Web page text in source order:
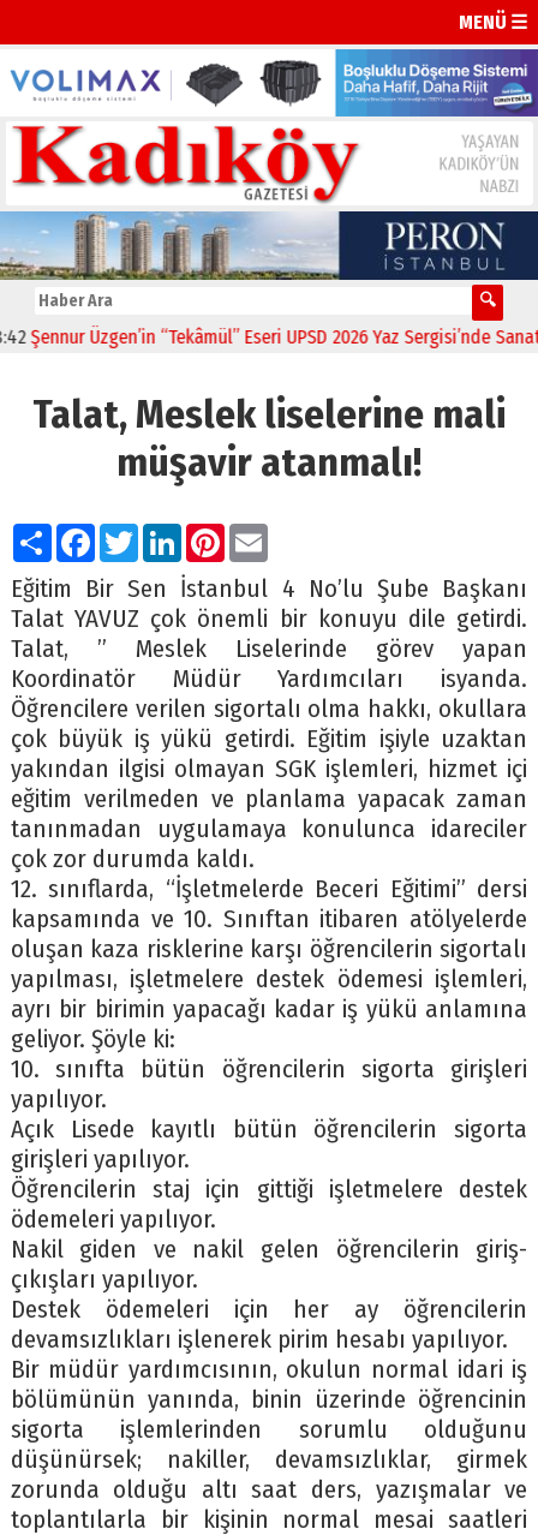
MENÜ ☰
Üzgen’in “Tekâmül” Eseri UPSD 2026 Yaz Sergisi’nde
Talat, Meslek liselerine mali
müşavir atanmalı!
PaylaşFacebook
TwitterLinkedIn
Pinterest
Email
Eğitim Bir Sen İstanbul 4 No’lu Şube Başkanı
Talat YAVUZ çok önemli bir konuyu dile getirdi.
Talat, ” Meslek Liselerinde görev yapan
Koordinatör Müdür Yardımcıları isyanda.
Öğrencilere verilen sigortalı olma hakkı, okullara
çok büyük iş yükü getirdi. Eğitim işiyle uzaktan
yakından ilgisi olmayan SGK işlemleri, hizmet içi
eğitim verilmeden ve planlama yapacak zaman
tanınmadan uygulamaya konulunca idareciler
çok zor durumda kaldı.
12. sınıflarda, “İşletmelerde Beceri Eğitimi” dersi
kapsamında ve 10. Sınıftan itibaren atölyelerde
oluşan kaza risklerine karşı öğrencilerin sigortalı
yapılması, işletmelere destek ödemesi işlemleri,
ayrı bir birimin yapacağı kadar iş yükü anlamına
geliyor. Şöyle ki:
10. sınıfta bütün öğrencilerin sigorta girişleri
yapılıyor.
Açık Lisede kayıtlı bütün öğrencilerin sigorta
girişleri yapılıyor.
Öğrencilerin staj için gittiği işletmelere destek
ödemeleri yapılıyor.
Nakil giden ve nakil gelen öğrencilerin giriş-
çıkışları yapılıyor.
Destek ödemeleri için her ay öğrencilerin
devamsızlıkları işlenerek pirim hesabı yapılıyor.
Bir müdür yardımcısının, okulun normal idari iş
bölümünün yanında, binin üzerinde öğrencinin
sigorta işlemlerinden sorumlu olduğunu
düşünürsek; nakiller, devamsızlıklar, girmek
zorunda olduğu altı saat ders, yazışmalar ve
toplantılarla bir kişinin normal mesai saatleri